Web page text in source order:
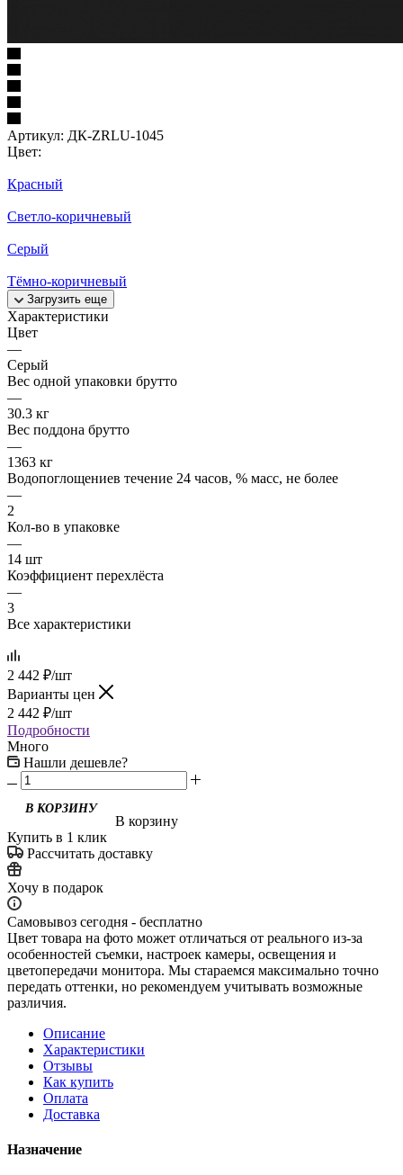
Артикул: ДК-ZRLU-1045
Цвет:
Красный
Светло-коричневый
Серый
Тёмно-коричневый
Загрузить еще
Характеристики
Цвет
—
Серый
Вес одной упаковки брутто
—
30.3 кг
Вес поддона брутто
—
1363 кг
Водопоглощениев течение 24 часов, % масс, не более
—
2
Кол-во в упаковке
—
14 шт
Коэффициент перехлёста
—
3
Все характеристики
2 442 ₽/шт
Варианты цен
2 442 ₽/шт
Подробности
Много
Нашли дешевле?
В корзину
Купить в 1 клик
Рассчитать доставку
Хочу в подарок
Самовывоз сегодня - бесплатно
Цвет товара на фото может отличаться от реального из-за
особенностей съемки, настроек камеры, освещения и
цветопередачи монитора. Мы стараемся максимально точно
передать оттенки, но рекомендуем учитывать возможные
различия.
Описание
Характеристики
Отзывы
Как купить
Оплата
Доставка
Назначение